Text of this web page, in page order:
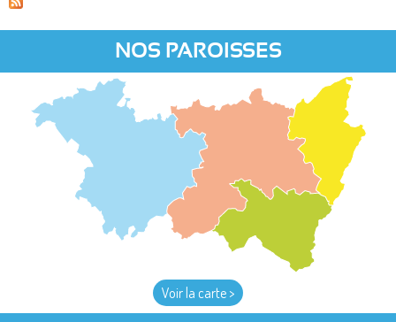
NOS PAROISSES
Voir la carte >